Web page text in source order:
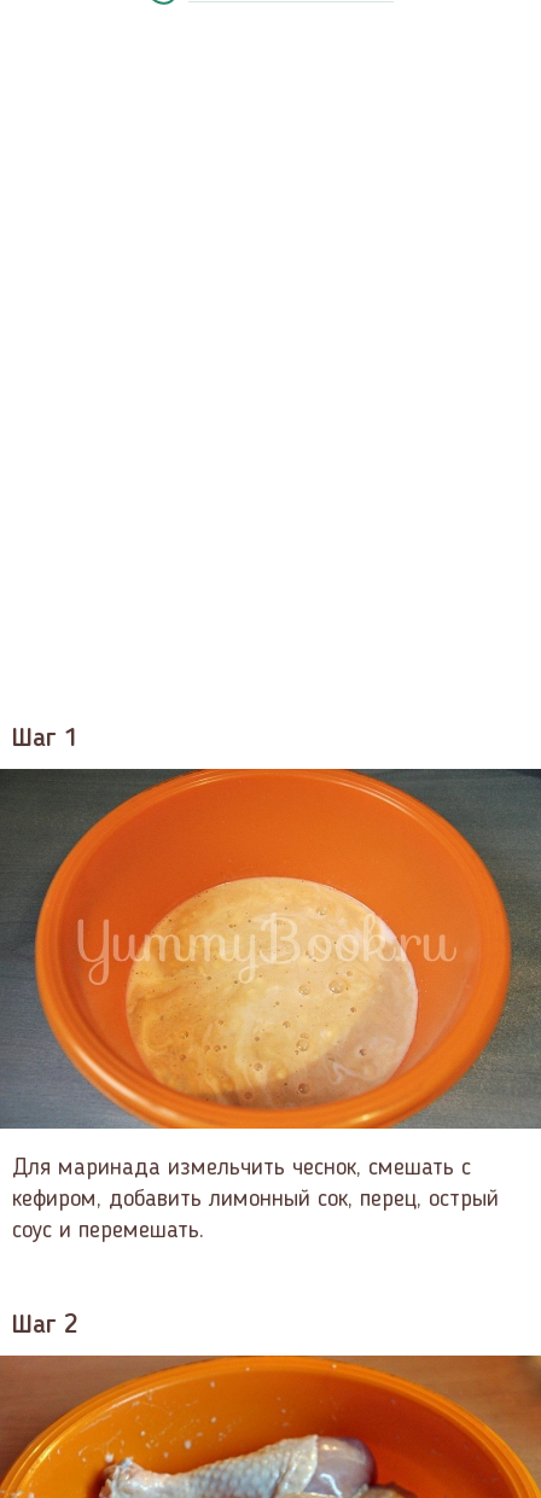
Шаг 1
Для маринада измельчить чеснок, смешать с
кефиром, добавить лимонный сок, перец, острый
соус и перемешать.
Шаг 2